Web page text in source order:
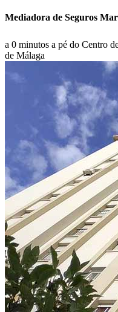
Mediadora de Seguros
a 0 minutos a pé do Centro
de Málaga